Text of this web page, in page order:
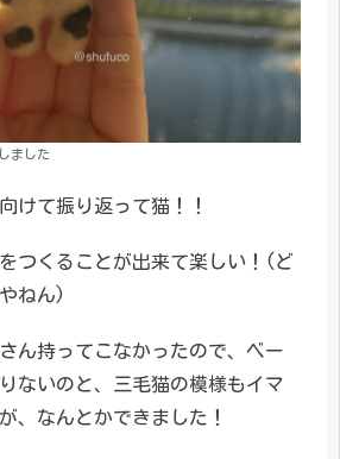
ました
けて振り返って猫！！
つくることが出来て楽しい！(ど
ねん)
ん持ってこなかったので、ベー
ないのと、三毛猫の模様もイマ
、なんとかできました！